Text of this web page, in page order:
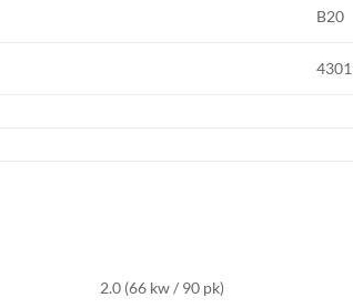
B20
2.0 (66 kw / 90 pk)